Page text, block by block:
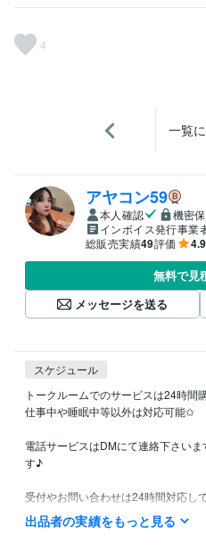
4
一覧
アヤコン59
本人確認
機密
インボイス発行事業
総販売実績49評価 4.9
無料で見
メッセージを送る
スケジュール
トークルームでのサービスは24時間
仕事中や睡眠中等以外は対応可能✩
電話サービスはDMにて連絡下さい
す♪
受付やお問い合わせは24時間対応し
お待たせしないようスムーズな対応
願いいたします(*´︶`*)
出品者の実績をもっと見る